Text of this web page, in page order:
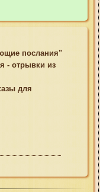
послания"
- отрывки из
для